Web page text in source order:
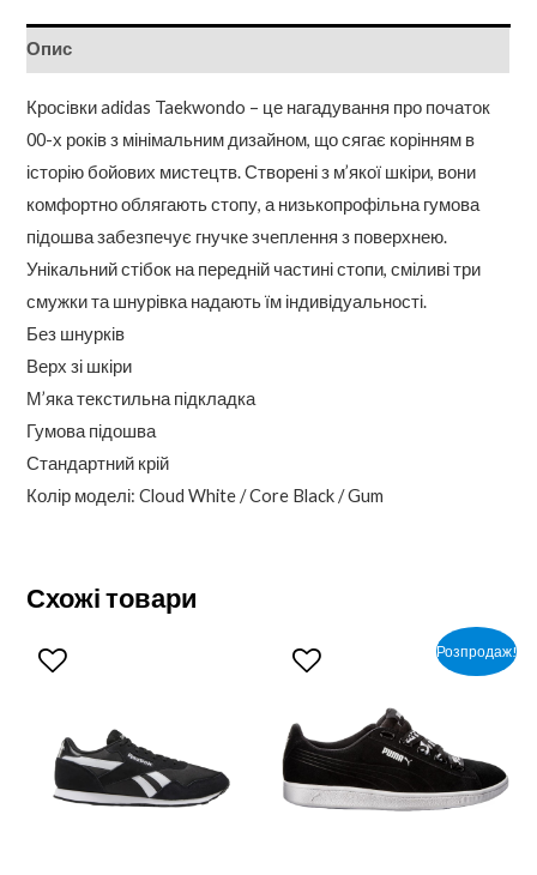
Опис
Кросівки adidas Taekwondo – це нагадування про початок
00-х років з мінімальним дизайном, що сягає корінням в
історію бойових мистецтв. Створені з м’якої шкіри, вони
комфортно облягають стопу, а низькопрофільна гумова
підошва забезпечує гнучке зчеплення з поверхнею.
Унікальний стібок на передній частині стопи, сміливі три
смужки та шнурівка надають їм індивідуальності.
Без шнурків
Верх зі шкіри
М’яка текстильна підкладка
Гумова підошва
Стандартний крій
Колір моделі: Cloud White / Core Black / Gum
Схожі товари
Розпродаж!